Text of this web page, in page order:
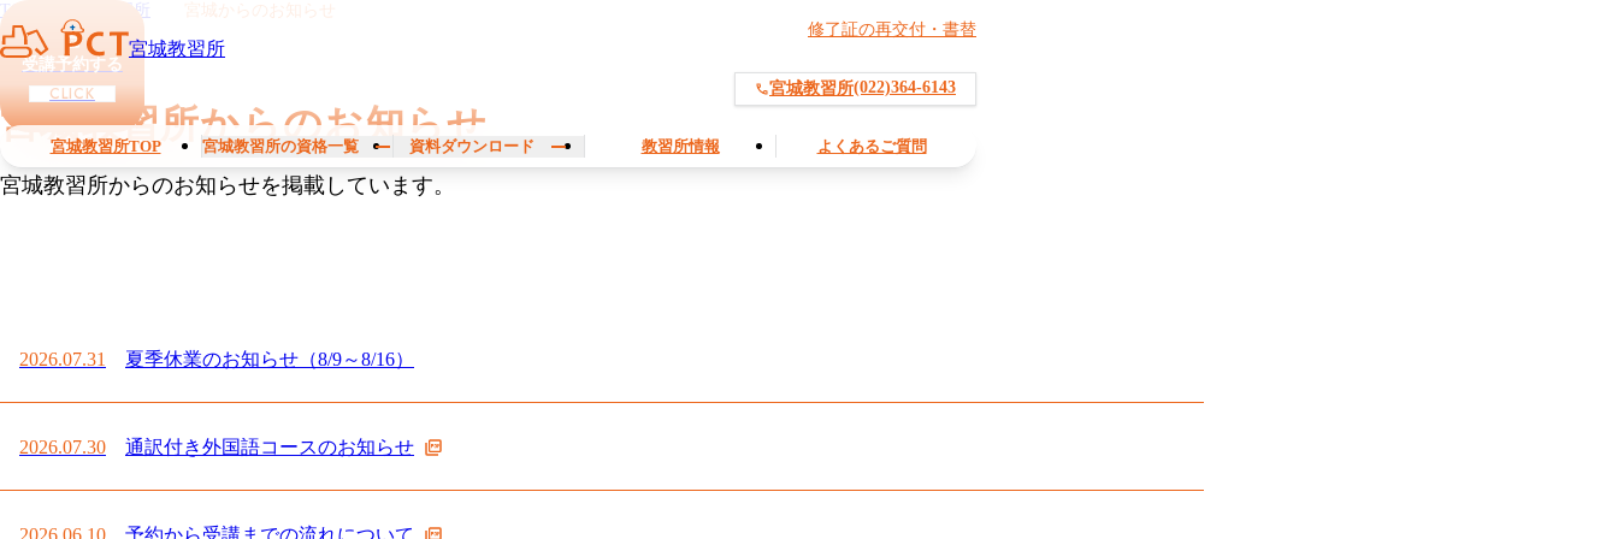
宮城教習所
修了証の再交付・書替
宮城教習所(022)364-6143
宮城教習所TOP 宮城教習所の資格一覧 資料ダウンロード 教習所情報 よくあるご質問
受講予約する
CLICK
TOP 宮城教習所 宮城からのお知らせ
宮城教習所からのお知らせ
宮城教習所からのお知らせを掲載しています。
2026.07.31 夏季休業のお知らせ（8/9～8/16）
2026.07.30 通訳付き外国語コースのお知らせ
2026.06.10 予約から受講までの流れについて